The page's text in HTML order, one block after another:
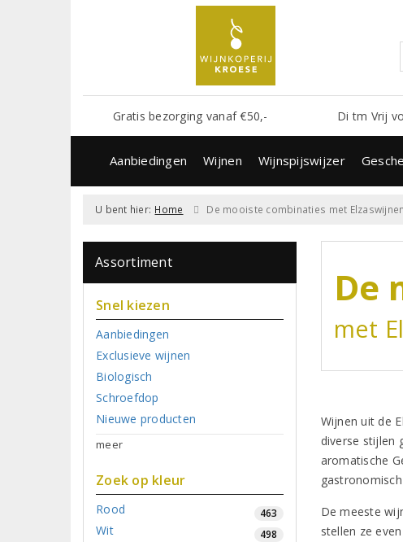
Gratis bezorging vanaf €50,- Di tm Vrij
Aanbiedingen Wijnen Wijnspijswijzer
U bent hier: Home De mooiste combinaties met Elzaswijnen
Assortiment
Snel kiezen
Aanbiedingen
Exclusieve wijnen
Biologisch
Schroefdop
Nieuwe producten
meer
Zoek op kleur
Rood 463
Wit 498
De
met
Wijnen uit de
diverse stijlen
aromatische
De meeste
stellen ze